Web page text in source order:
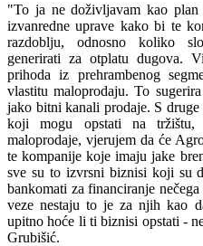
"To ja ne doživljavam kao plan
izvanredne uprave kako bi te
razdoblju, odnosno koliko
generirati za otplatu dugova.
prihoda iz prehrambenog
vlastitu maloprodaju. To
jako bitni kanali prodaje. S
koji mogu opstati na
maloprodaje, vjerujem da će
te kompanije koje imaju jake
sve su to izvrsni biznisi koji su
bankomati za financiranje
veze nestaju to je za njih kao
upitno hoće li ti biznisi opstati -
Grubišić.